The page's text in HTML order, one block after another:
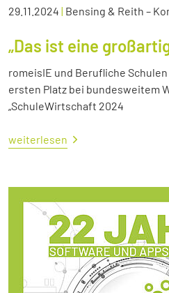
29.11.2024 | Bensing & Reith –
„Das ist eine
romeisIE und Berufliche
ersten Platz bei bundesweitem
„SchuleWirtschaft 2024
weiterlesen